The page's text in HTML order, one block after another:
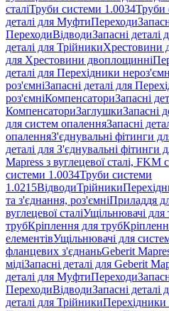
сталіТруби системи 1.0034Труби
деталі для МуфтиПереходи
ПереходиВідводиЗапасні деталі
деталі для ТрійникиХрестовини
для Хрестовини двоплощинні
деталі для Перехідники
роз'ємніЗапасні деталі для
роз'ємніКомпенсаториЗапасні
КомпенсаториЗаглушкиЗапасні
для систем опаленняЗапасні
опаленняЗ'єднувальні фітинги
деталі для З'єднувальні фітинги
Mapress з вуглецевої сталі, FKM
системи 1.0034Труби системи
1.0215ВідводиТрійники
та з'єднання, роз'ємніПриладдя
вуглецевої сталіУщільнювачі для
трубКріплення для труб
елементівУщільнювачі для
фланцевих з'єднаньGeberit
мідіЗапасні деталі для Geberit
деталі для МуфтиПереходи
ПереходиВідводиЗапасні деталі
деталі для ТрійникиПерехідники